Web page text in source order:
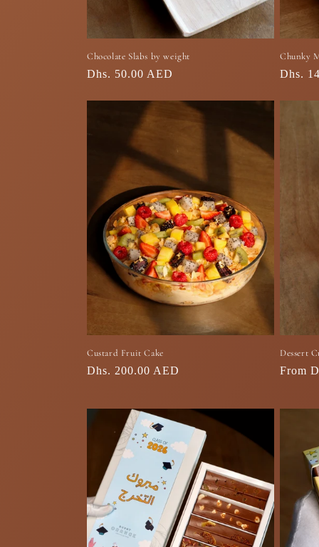
Chocolate Slabs by weight
السعر
Dhs. 50.00 AED
Chunky
السعر
Dhs.
Custard Fruit Cake
السعر
Dhs. 200.00 AED
Dessert
السعر
From